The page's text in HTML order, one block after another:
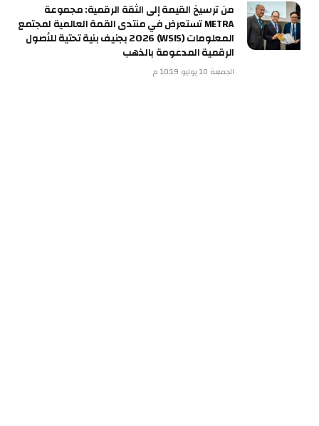
من ترسيخ القيمة إلى الثقة الرقمية: مجموعة
METRA تستعرض في منتدى القمة العالمية لمجتمع
المعلومات (WSIS) 2026 بجنيف بنية تحتية للأصول
الرقمية المدعومة بالذهب
الجمعة 10 يوليو 10:19 م